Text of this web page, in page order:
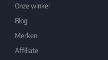
Onze winkel
Blog
Merken
Affiliate